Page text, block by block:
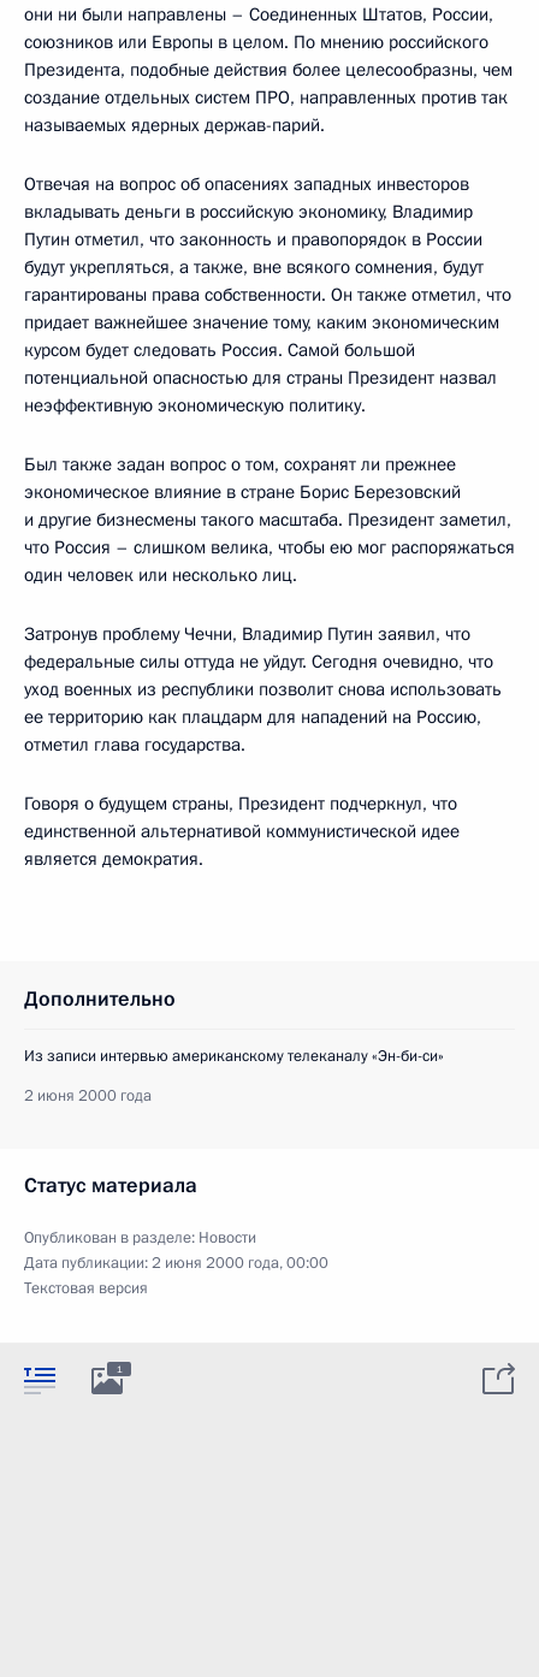
они ни были направлены – Соединенных Штатов, России,
союзников или Европы в целом. По мнению российского
Президента, подобные действия более целесообразны, чем
создание отдельных систем ПРО, направленных против так
называемых ядерных держав-парий.
Отвечая на вопрос об опасениях западных инвесторов
вкладывать деньги в российскую экономику, Владимир
Путин отметил, что законность и правопорядок в России
будут укрепляться, а также, вне всякого сомнения, будут
гарантированы права собственности. Он также отметил, что
придает важнейшее значение тому, каким экономическим
курсом будет следовать Россия. Самой большой
потенциальной опасностью для страны Президент назвал
неэффективную экономическую политику.
Был также задан вопрос о том, сохранят ли прежнее
экономическое влияние в стране Борис Березовский
и другие бизнесмены такого масштаба. Президент заметил,
что Россия – слишком велика, чтобы ею мог распоряжаться
один человек или несколько лиц.
Затронув проблему Чечни, Владимир Путин заявил, что
федеральные силы оттуда не уйдут. Сегодня очевидно, что
уход военных из республики позволит снова использовать
ее территорию как плацдарм для нападений на Россию,
отметил глава государства.
Говоря о будущем страны, Президент подчеркнул, что
единственной альтернативой коммунистической идее
является демократия.
Дополнительно
Из записи интервью американскому телеканалу «Эн-би-си»
2 июня 2000 года
Статус материала
Опубликован в разделе: Новости
Дата публикации:2 июня 2000 года, 00:00
Текстовая версия
1